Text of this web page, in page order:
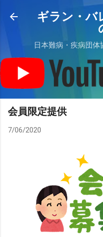
スキップしてメ
ギラン・バ
日本難病・疾病団
会員限定提供
7/06/2020